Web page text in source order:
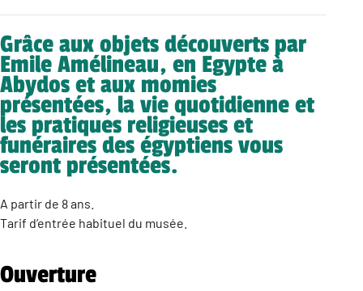
Grâce aux objets découverts par
Emile Amélineau, en Egypte à
Abydos et aux momies
présentées, la vie quotidienne et
les pratiques religieuses et
funéraires des égyptiens vous
seront présentées.
A partir de 8 ans.
Tarif d’entrée habituel du musée.
Ouverture